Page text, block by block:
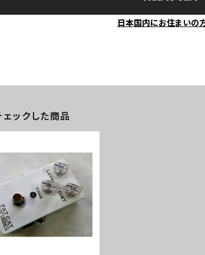
日本国内にお住まいの
ックした商品